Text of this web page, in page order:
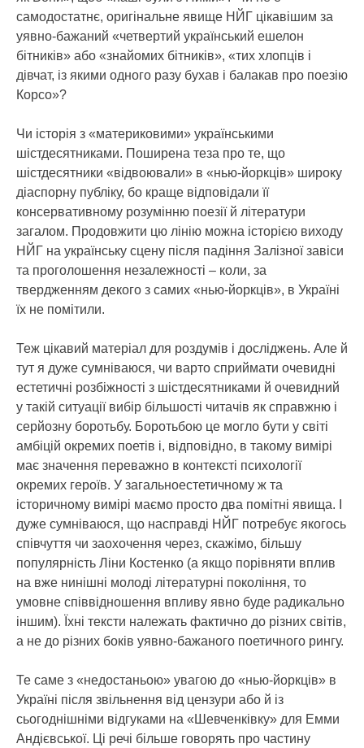
самодостатнє, оригінальне явище НЙГ цікавішим за
уявно-бажаний «четвертий український ешелон
бітників» або «знайомих бітників», «тих хлопців і
дівчат, із якими одного разу бухав і балакав про поезію
Корсо»?
Чи історія з «материковими» українськими
шістдесятниками. Поширена теза про те, що
шістдесятники «відвоювали» в «нью-йоркців» широку
діаспорну публіку, бо краще відповідали її
консервативному розумінню поезії й літератури
загалом. Продовжити цю лінію можна історією виходу
НЙГ на українську сцену після падіння Залізної завіси
та проголошення незалежності – коли, за
твердженням декого з самих «нью-йоркців», в Україні
їх не помітили.
Теж цікавий матеріал для роздумів і досліджень. Але й
тут я дуже сумніваюся, чи варто сприймати очевидні
естетичні розбіжності з шістдесятниками й очевидний
у такій ситуації вибір більшості читачів як справжню і
серйозну боротьбу. Боротьбою це могло бути у світі
амбіцій окремих поетів і, відповідно, в такому вимірі
має значення переважно в контексті психології
окремих героїв. У загальноестетичному ж та
історичному вимірі маємо просто два помітні явища. І
дуже сумніваюся, що насправді НЙГ потребує якогось
співчуття чи заохочення через, скажімо, більшу
популярність Ліни Костенко (а якщо порівняти вплив
на вже нинішні молоді літературні покоління, то
умовне співвідношення впливу явно буде радикально
іншим). Їхні тексти належать фактично до різних світів,
а не до різних боків уявно-бажаного поетичного рингу.
Те саме з «недостаньою» увагою до «нью-йоркців» в
Україні після звільнення від цензури або й із
сьогоднішніми відгуками на «Шевченківку» для Емми
Андієвської. Ці речі більше говорять про частину